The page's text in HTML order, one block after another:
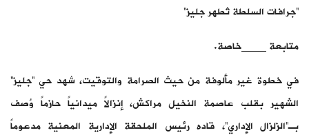
“جرافات السلطة تُطهر جليز”
متابعة ____خاصة.
في خطوة غير مألوفة من حيث الصرامة والتوقيت، شهد حي “جليز”
الشهير بقلب عاصمة النخيل مراكش، إنزالاً ميدانياً حازماً وُصف
بـ”الزلزال الإداري”، قاده رئيس الملحقة الإدارية المعنية مدعوماً